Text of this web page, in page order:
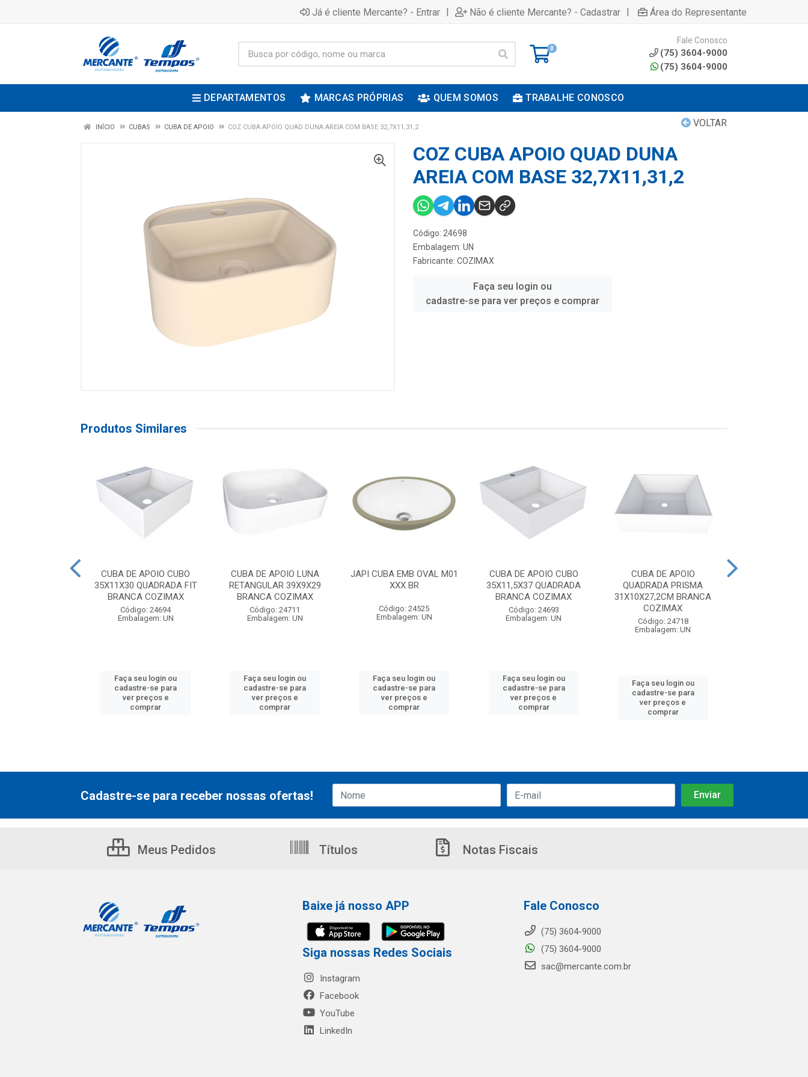
Já é cliente Mercante? - Entrar | Não é cliente Mercante? - Cadastrar | Área do Representante
0
Fale Conosco
(75) 3604-9000
(75) 3604-9000
DEPARTAMENTOS MARCAS PRÓPRIAS QUEM SOMOS TRABALHE CONOSCO
VOLTAR
INÍCIO CUBAS CUBA DE APOIO COZ CUBA APOIO QUAD DUNA AREIA COM BASE 32,7X11,31,2
COZ CUBA APOIO QUAD DUNA
AREIA COM BASE 32,7X11,31,2
Código: 24698
Embalagem: UN
Fabricante: COZIMAX
Faça seu login ou
cadastre-se para ver preços e comprar
Produtos Similares
CUBA DE APOIO CUBO
35X11X30 QUADRADA FIT
BRANCA COZIMAX
Código: 24694
Embalagem: UN
Faça seu login ou
cadastre-se para
ver preços e
comprar
CUBA DE APOIO LUNA
RETANGULAR 39X9X29
BRANCA COZIMAX
Código: 24711
Embalagem: UN
Faça seu login ou
cadastre-se para
ver preços e
comprar
JAPI CUBA EMB OVAL M01
XXX BR
Código: 24525
Embalagem: UN
Faça seu login ou
cadastre-se para
ver preços e
comprar
CUBA DE APOIO CUBO
35X11,5X37 QUADRADA
BRANCA COZIMAX
Código: 24693
Embalagem: UN
Faça seu login ou
cadastre-se para
ver preços e
comprar
CUBA DE APOIO
QUADRADA PRISMA
31X10X27,2CM BRANCA
COZIMAX
Código: 24718
Embalagem: UN
Faça seu login ou
cadastre-se para
ver preços e
comprar
Cadastre-se para receber nossas ofertas!
Meus Pedidos Títulos Notas Fiscais
Baixe já nosso APP
Siga nossas Redes Sociais
Instagram
Facebook
YouTube
LinkedIn
Fale Conosco
(75) 3604-9000
(75) 3604-9000
sac@mercante.com.br